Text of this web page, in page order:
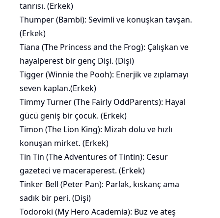
tanrısı. (Erkek)
Thumper (Bambi): Sevimli ve konuşkan tavşan.
(Erkek)
Tiana (The Princess and the Frog): Çalışkan ve
hayalperest bir genç Dişi. (Dişi)
Tigger (Winnie the Pooh): Enerjik ve zıplamayı
seven kaplan.(Erkek)
Timmy Turner (The Fairly OddParents): Hayal
gücü geniş bir çocuk. (Erkek)
Timon (The Lion King): Mizah dolu ve hızlı
konuşan mirket. (Erkek)
Tin Tin (The Adventures of Tintin): Cesur
gazeteci ve maceraperest. (Erkek)
Tinker Bell (Peter Pan): Parlak, kıskanç ama
sadık bir peri. (Dişi)
Todoroki (My Hero Academia): Buz ve ateş